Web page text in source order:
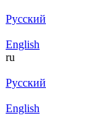
Русский
English
ru
Русский
English